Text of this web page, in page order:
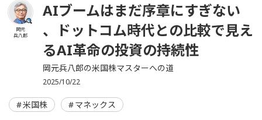
岡元
兵八郎
AIブームはまだ序章にすぎない
、ドットコム時代との比較で見え
るAI革命の投資の持続性
岡元兵八郎の米国株マスターへの道
2025/10/22
米国株 マネックス